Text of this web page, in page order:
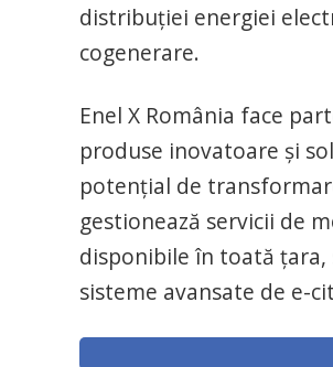
distribuției energiei
cogenerare.
Enel X România face
produse inovatoare și
potențial de
gestionează servicii de
disponibile în toată
sisteme avansate de e-